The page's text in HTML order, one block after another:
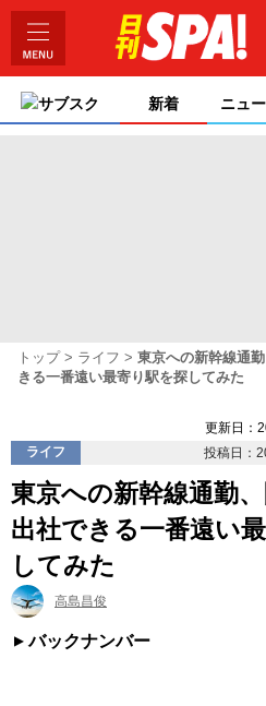
サブスク 新着 ニュ
トップ ライフ
東京への新幹線通
きる一番遠い最寄り駅を探してみた
更新日：
ライフ
投稿日：
東京への新幹線通勤
出社できる一番遠い
してみた
高島昌俊
バックナンバー